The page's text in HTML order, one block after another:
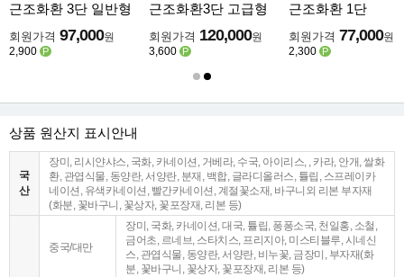
근조화환 3단 일반형
회원가격 97,000원
2,900
P
근조화환3단 고급형
회원가격 120,000원
3,600
P
근조화환 1단
회원가격 77,000원
2,300
P
상품 원산지 표시안내
국
산
장미, 리시얀샤스, 국화, 카네이션, 거베라, 수국, 아이리스, , 카라, 안개, 쌀화
환, 관엽식물, 동양란, 서양란, 분재, 백합, 글라디올러스, 튤립, 스프레이카
네이션, 유색카네이션, 빨간카네이션, 계절꽃소재, 바구니외 리본 부자재
(화분, 꽃바구니, 꽃상자, 꽃포장재, 리본 등)
중국/대만
장미, 국화, 카네이션, 대국, 튤립, 퐁퐁소국, 천일홍, 소철,
금어초, 르네브, 스타치스, 프리지아, 미스티블루, 시네신
스, 관엽식물, 동양란, 서양란, 비누꽃, 금장미, 부자재(화
분, 꽃바구니, 꽃상자, 꽃포장재, 리본 등)